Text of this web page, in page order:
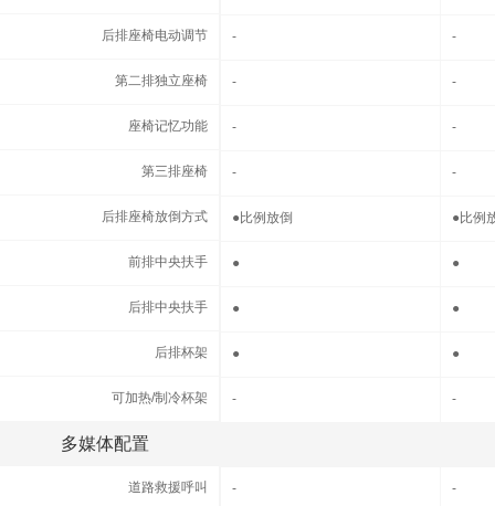
后排座椅电动调节 - -
第二排独立座椅 - -
座椅记忆功能 - -
第三排座椅 - -
后排座椅放倒方式 ●比例放倒 ●比例
前排中央扶手 ● ●
后排中央扶手 ● ●
后排杯架 ● ●
可加热/制冷杯架 - -
多媒体配置
道路救援呼叫 - -
后排座椅电动调节
第二排独立座椅
座椅记忆功能
第三排座椅
后排座椅放倒方式
前排中央扶手
后排中央扶手
后排杯架
可加热/制冷杯架
多媒体配置
道路救援呼叫